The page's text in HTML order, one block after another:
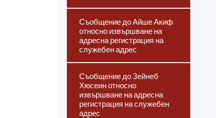
Съобщение до Айше Акиф
относно извършване на
адресна регистрация на
служебен адрес
Съобщение до Зейнеб
Хюсеин относно
извършване на адресна
регистрация на служебен
адрес